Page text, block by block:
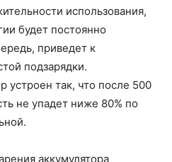
использования,
будет постоянно
приведет к
подзарядки.
устроен так, что после 500
не упадет ниже 80% по
аккумулятора